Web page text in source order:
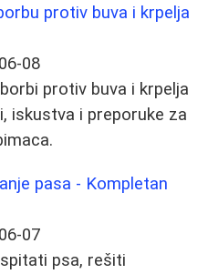
protiv buva i krpelja
08
protiv buva i krpelja
iskustva i preporuke za
pasa - Kompletan
07
psa, rešiti